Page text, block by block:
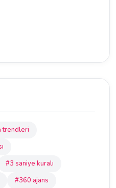
trendleri
#3 saniye kuralı
#360 ajans